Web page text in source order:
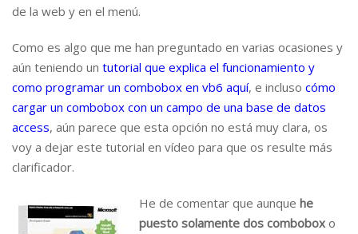
de la web y en el menú.
Como es algo que me han preguntado en varias ocasiones y
aún teniendo un tutorial que explica el funcionamiento y
como programar un combobox en vb6 aquí, e incluso cómo
cargar un combobox con un campo de una base de datos
access, aún parece que esta opción no está muy clara, os
voy a dejar este tutorial en vídeo para que os resulte más
clarificador.
He de comentar que aunque he
puesto solamente dos comboboxo